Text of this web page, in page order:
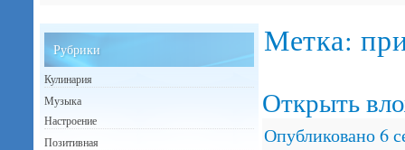
Метка:
Открыть
Опубликовано6
Рубрики
Кулинария
Музыка
Настроение
Позитивная